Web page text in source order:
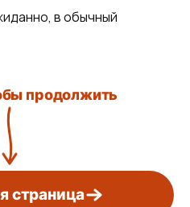
в обычный
продолжить
страница